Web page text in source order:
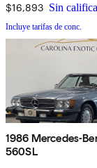
$16,893 Sin
Incluye tarifas de conc.
1986 Mercedes-
560SL